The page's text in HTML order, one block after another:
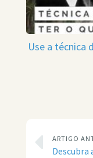
Use a técnica
ARTIGO